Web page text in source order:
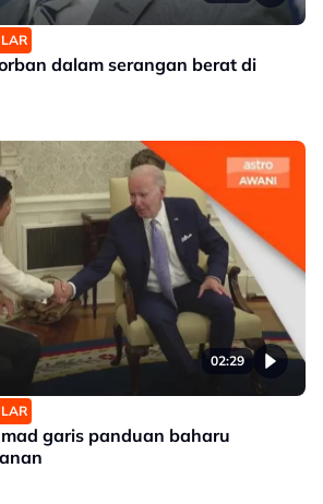
dalam serangan berat di
02:29
garis panduan baharu